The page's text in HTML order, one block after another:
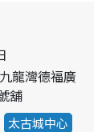
龍灣德福廣
舖
太古城中心